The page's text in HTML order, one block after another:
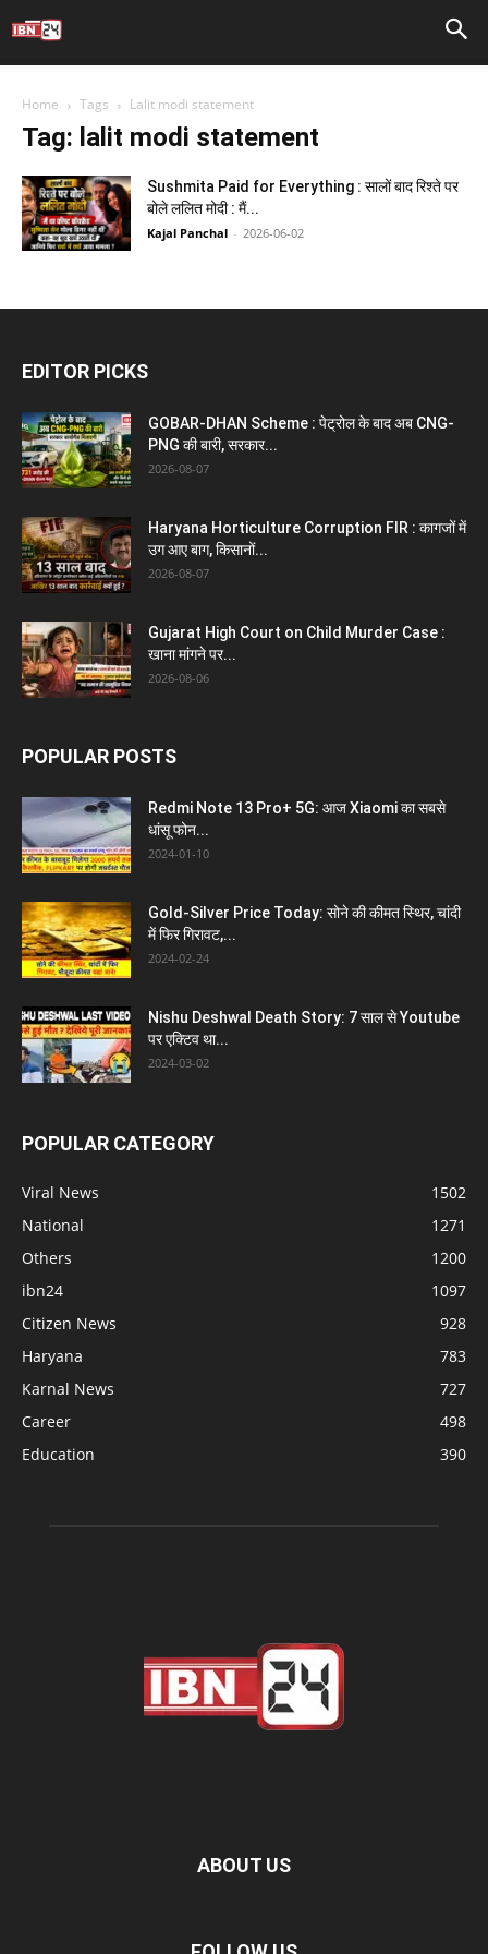
Home Tags Lalit modi statement
Tag: lalit modi statement
Sushmita Paid for Everything : सालों बाद रिश्ते पर
बोले ललित मोदी : मैं...
Kajal Panchal - 2026-06-02
EDITOR PICKS
GOBAR-DHAN Scheme : पेट्रोल के बाद अब CNG-
PNG की बारी, सरकार...
2026-08-07
Haryana Horticulture Corruption FIR : कागजों में
उग आए बाग, किसानों...
2026-08-07
Gujarat High Court on Child Murder Case :
खाना मांगने पर...
2026-08-06
POPULAR POSTS
Redmi Note 13 Pro+ 5G: आज Xiaomi का सबसे
धांसू फोन...
2024-01-10
Gold-Silver Price Today: सोने की कीमत स्थिर, चांदी
में फिर गिरावट,...
2024-02-24
Nishu Deshwal Death Story: 7 साल से Youtube
पर एक्टिव था...
2024-03-02
POPULAR CATEGORY
Viral News
1502
National
1271
Others
1200
ibn24
1097
Citizen News
928
Haryana
783
Karnal News
727
Career
498
Education
390
ABOUT US